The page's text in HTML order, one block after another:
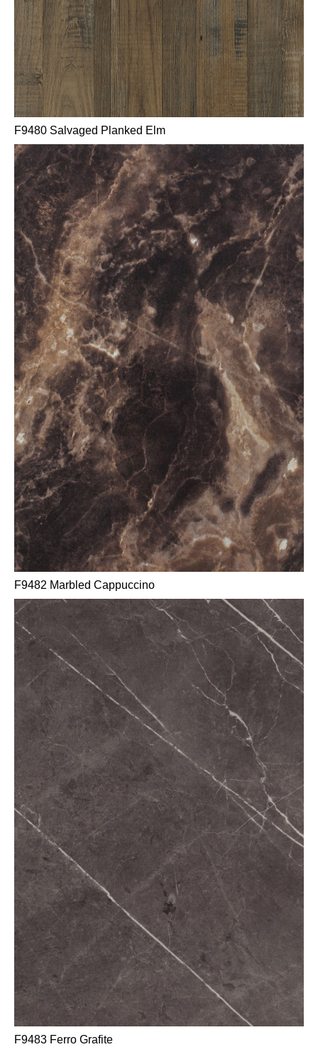
F9480 Salvaged Planked Elm
F9482 Marbled Cappuccino
F9483 Ferro Grafite